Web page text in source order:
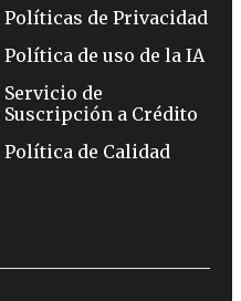
Políticas de Privacidad
Política de uso de la IA
Servicio de
Suscripción a Crédito
Política de Calidad